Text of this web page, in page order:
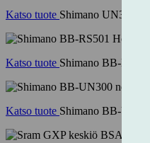
Katso tuote Shimano UN300
Katso tuote Shimano BB-
Katso tuote Shimano BB-